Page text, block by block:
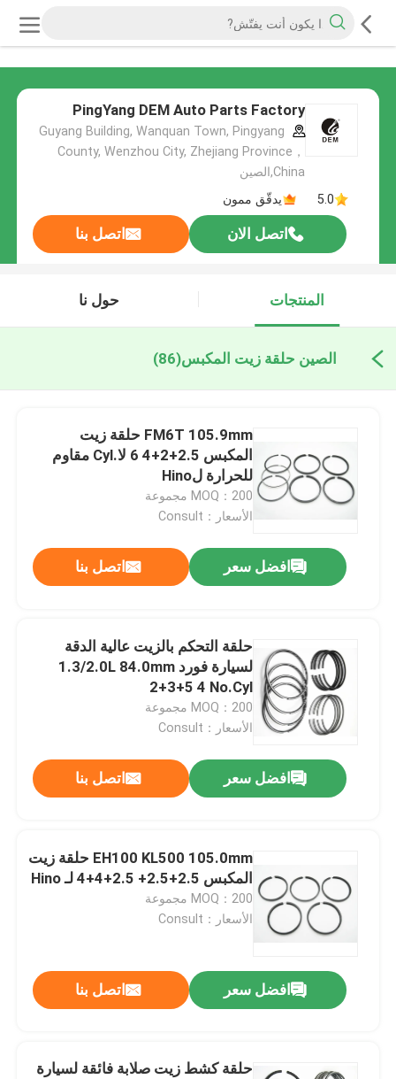
PingYang DEM Auto Parts Factory
Guyang Building, Wanquan Town, Pingyang
County, Wenzhou City, Zhejiang Province，
China,الصين
5.0
يدقّق ممون
اتصل الان اتصل بنا
المنتجات حول نا
الصين حلقة زيت المكبس(86)
FM6T 105.9mm حلقة زيت
المكبس 2.5+2+4 6 لا.Cyl مقاوم
للحرارة لHino
MOQ：200 مجموعة
الأسعار：Consult
افضل سعر اتصل بنا
حلقة التحكم بالزيت عالية الدقة
لسيارة فورد 1.3/2.0L 84.0mm
2+3+5 4 No.Cyl
MOQ：200 مجموعة
الأسعار：Consult
افضل سعر اتصل بنا
EH100 KL500 105.0mm حلقة زيت
المكبس 2.5+2.5+ 2.5+4+4 لـ Hino
MOQ：200 مجموعة
الأسعار：Consult
افضل سعر اتصل بنا
حلقة كشط زيت صلابة فائقة لسيارة